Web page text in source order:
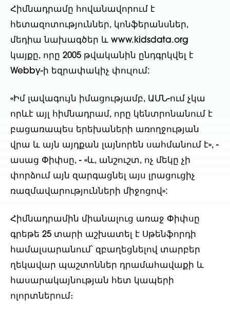
Հիմնադրամը հովանավորում է
հետազոտություններ, կոնֆերանսներ,
մեդիա նախագծեր և www.kidsdata.org
կայքը, որը 2005 թվականին ընդգրկվել է
Webby-ի եզրափակիչ փուլում:
«Իմ լավագույն իմացությամբ, ԱՄՆ-ում չկա
որևէ այլ հիմնադրամ, որը կենտրոնանում է
բացառապես երեխաների առողջության
վրա և այն այդքան լայնորեն սահմանում է», -
ասաց Փիփսը, - «և, անշուշտ, ոչ մեկը չի
փորձում այն զարգացնել այս լրացուցիչ
ռազմավարությունների միջոցով»:
Հիմնադրամին միանալուց առաջ Փիփսը
գրեթե 25 տարի աշխատել է Սթենֆորդի
համալսարանում՝ զբաղեցնելով տարբեր
ղեկավար պաշտոններ դրամահավաքի և
հասարակայնության հետ կապերի
ոլորտներում։